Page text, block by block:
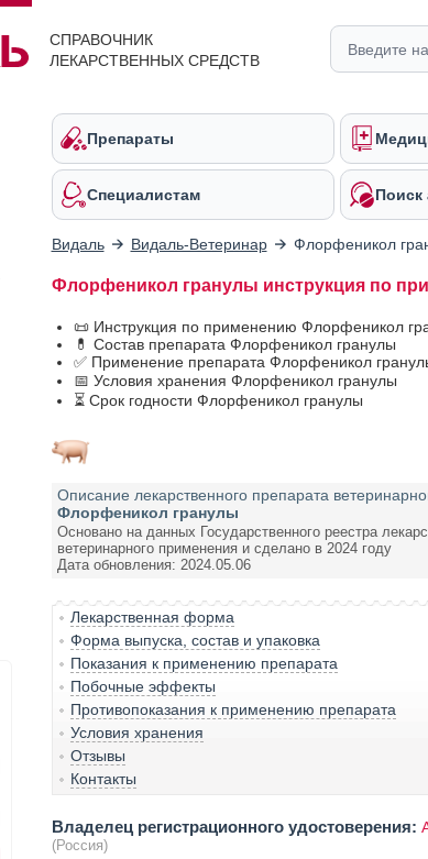
СПРАВОЧНИК
ЛЕКАРСТВЕННЫХ СРЕДСТВ
Препараты
Специалистам Поиск
Видаль Видаль-Ветеринар Флорфеникол
Флорфеникол гранулы инструкция по
📜 Инструкция по применению Флорфеникол
💊 Состав препарата Флорфеникол гранулы
✅ Применение препарата Флорфеникол
📅 Условия хранения Флорфеникол гранулы
⏳ Срок годности Флорфеникол гранулы
Описание лекарственного препарата
Флорфеникол гранулы
Основано на данных Государственного реестра
ветеринарного применения и сделано в 2024 году
Дата обновления: 2024.05.06
Лекарственная форма
Форма выпуска, состав и упаковка
Показания к применению препарата
Побочные эффекты
Противопоказания к применению препарата
Условия хранения
Отзывы
Контакты
Владелец регистрационного удостоверения:
(Россия)